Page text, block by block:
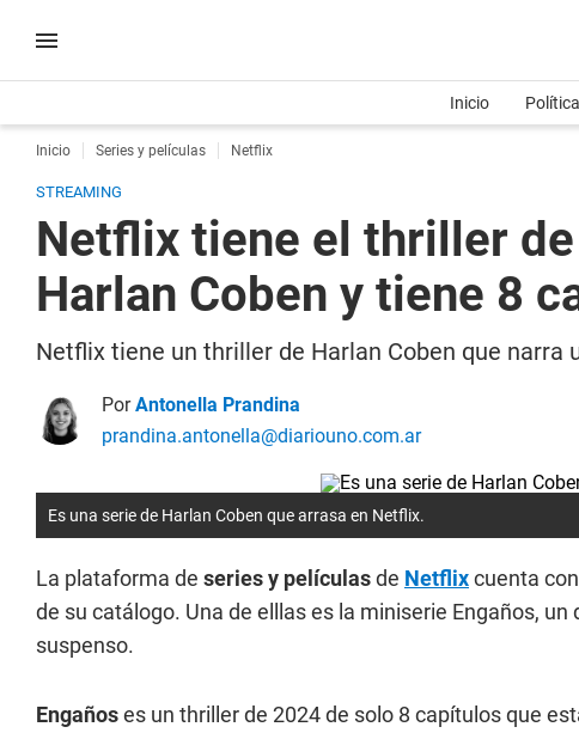
Inicio Política
Inicio Series y películas Netflix
STREAMING
Netflix tiene el thriller
Harlan Coben y tiene 8
Netflix tiene un thriller de Harlan Coben que
PorAntonella Prandina
prandina.antonella@diariouno.com.ar
Es una serie de Harlan Coben que arrasa en Netflix.
La plataforma de series y películasde Netflixcuenta
de su catálogo. Una de elllas es la miniserie Engaños,
suspenso.
Engañoses un thriller de 2024 de solo 8 capítulos que